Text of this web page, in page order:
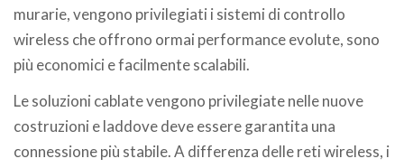
murarie, vengono privilegiati i sistemi di controllo
wireless che offrono ormai performance evolute, sono
più economici e facilmente scalabili.
Le soluzioni cablate vengono privilegiate nelle nuove
costruzioni e laddove deve essere garantita una
connessione più stabile. A differenza delle reti wireless, i